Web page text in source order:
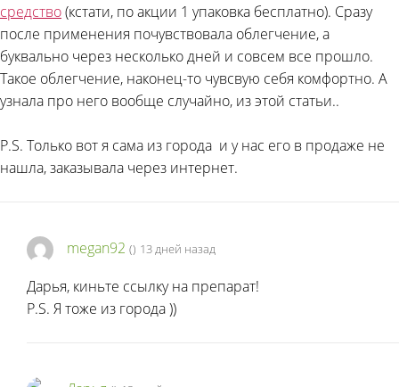
средство(кстати, по акции 1 упаковка бесплатно). Сразу
после применения почувствовала облегчение, а
буквально через несколько дней и совсем все прошло.
Такое облегчение, наконец-то чувсвую себя комфортно. А
узнала про него вообще случайно, из этой статьи..
P.S. Только вот я сама из города и у нас его в продаже не
нашла, заказывала через интернет.
megan92 () 13 дней назад
Дарья, киньте ссылку на препарат!
P.S. Я тоже из города))